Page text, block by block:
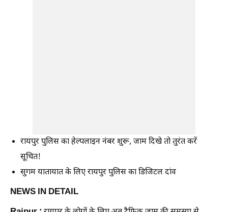
रायपुर पुलिस का हेल्पलाइन नंबर शुरू, जाम दिखे तो तुरंत करें
सूचित!
सुगम यातायात के लिए रायपुर पुलिस का डिजिटल दांव
NEWS IN DETAIL